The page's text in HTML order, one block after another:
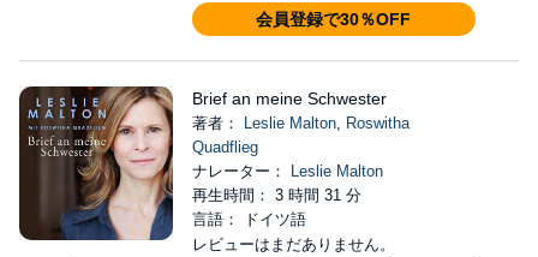
会員登録で30％OFF
Brief an meine Schwester
著者： Leslie Malton, Roswitha
Quadflieg
ナレーター：
Leslie Malton
再生時間： 3 時間 31 分
言語： ドイツ語
レビューはまだありません。